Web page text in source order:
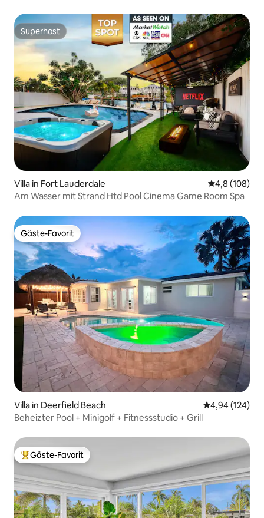
Superhost
Superhost
Villa in Fort Lauderdale
4,8 (108)
Am Wasser mit Strand Htd Pool Cinema Game Room Spa
Gäste-Favorit
Gäste-Favorit
Villa in Deerfield Beach
4,94 (124)
Beheizter Pool + Minigolf + Fitnessstudio + Grill
Beliebter Gäste-Favorit.
Gäste-Favorit